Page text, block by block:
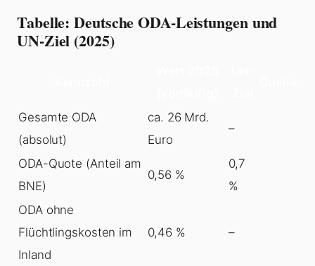
Tabelle: Deutsche ODA-Leistungen und
UN-Ziel (2025)
Gesamte ODA
(absolut)
ca. 26 Mrd.
Euro
–
ODA-Quote (Anteil am
BNE)
0,56 %
0,7
%
ODA ohne
Flüchtlingskosten im
Inland
0,46 % –